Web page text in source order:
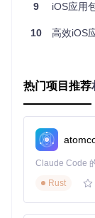
# 编译可执行文
包管理器安装（
注意事项：源
过go env 命
首次使用配置
9 iOS应用
10 高效iOS
热门项目推荐
Rust